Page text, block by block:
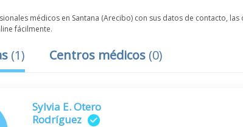
médicos en Santana (Arecibo) con sus datos de contacto,
fácilmente.
(1) Centros médicos (0)
Sylvia E. Otero
Rodríguez